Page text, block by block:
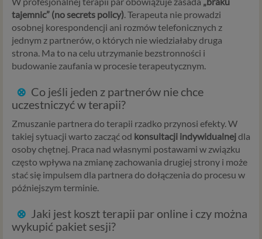
tajemnic” (no secrets policy). Terapeuta nie prowadzi
osobnej korespondencji ani rozmów telefonicznych z
jednym z partnerów, o których nie wiedziałaby druga
strona. Ma to na celu utrzymanie bezstronności i
budowanie zaufania w procesie terapeutycznym.
⊗ Co jeśli jeden z partnerów nie chce
uczestniczyć w terapii?
Zmuszanie partnera do terapii rzadko przynosi efekty. W
takiej sytuacji warto zacząć od konsultacji indywidualnejdla
osoby chętnej. Praca nad własnymi postawami w związku
często wpływa na zmianę zachowania drugiej strony i może
stać się impulsem dla partnera do dołączenia do procesu w
późniejszym terminie.
⊗ Jaki jest koszt terapii par online i czy można
wykupić pakiet sesji?
Przetwarzanie danych osobowych wymaga podstawy
prawnej. RODO przewiduje kilka rodzajów takich
podstaw prawnych dla przetwarzania danych, a w
przypadkach korzystania z naszych usług wystąpią, co do
zasady trzy z nich:
Niezbędność przetwarzania do zawarcia lub
wykonania umowy, której jesteś stroną. Umowa to,
informacje na stronach ofertowych danej usługi.
Jeśli zatem zawieramy z Tobą umowę o realizację
danej usługi, to możemy przetwarzać Twoje dane w
zakresie niezbędnym do realizacji tej umowy. W
przypadku, gdy zakładasz u nas konto, to umowa o
dostarczenie tego konta upoważnia nas do
zapewnienia (np. danych podanych przez Ciebie w
profilu tego konta). Bez tej możliwości nie bylibyśmy